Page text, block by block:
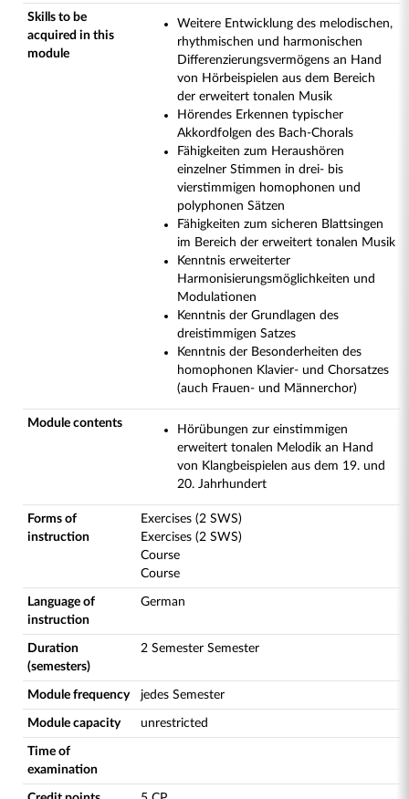
Skills to be
acquired in this
module
Weitere Entwicklung des melodischen,
rhythmischen und harmonischen
Differenzierungsvermögens an Hand
von Hörbeispielen aus dem Bereich
der erweitert tonalen Musik
Hörendes Erkennen typischer
Akkordfolgen des Bach-Chorals
Fähigkeiten zum Heraushören
einzelner Stimmen in drei- bis
vierstimmigen homophonen und
polyphonen Sätzen
Fähigkeiten zum sicheren Blattsingen
im Bereich der erweitert tonalen Musik
Kenntnis erweiterter
Harmonisierungsmöglichkeiten und
Modulationen
Kenntnis der Grundlagen des
dreistimmigen Satzes
Kenntnis der Besonderheiten des
homophonen Klavier- und Chorsatzes
(auch Frauen- und Männerchor)
Module contents
Hörübungen zur einstimmigen
erweitert tonalen Melodik an Hand
von Klangbeispielen aus dem 19. und
20. Jahrhundert
Forms of
instruction
Exercises (2 SWS)
Exercises (2 SWS)
Course
Course
Language of
instruction
German
Duration
(semesters)
2 Semester Semester
Module frequency jedes Semester
Module capacity unrestricted
Time of
examination